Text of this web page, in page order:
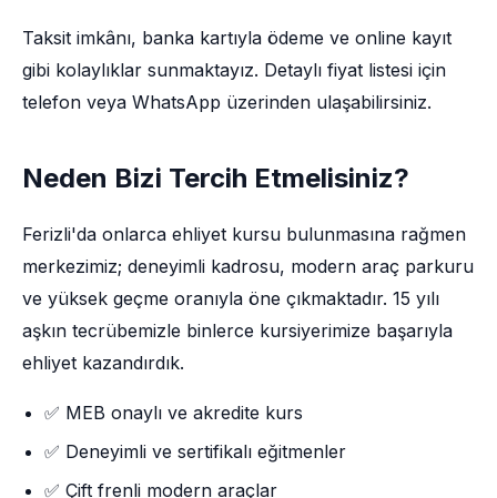
Taksit imkânı, banka kartıyla ödeme ve online kayıt
gibi kolaylıklar sunmaktayız. Detaylı fiyat listesi için
telefon veya WhatsApp üzerinden ulaşabilirsiniz.
Neden Bizi Tercih Etmelisiniz?
Ferizli'da onlarca ehliyet kursu bulunmasına rağmen
merkezimiz; deneyimli kadrosu, modern araç parkuru
ve yüksek geçme oranıyla öne çıkmaktadır. 15 yılı
aşkın tecrübemizle binlerce kursiyerimize başarıyla
ehliyet kazandırdık.
✅ MEB onaylı ve akredite kurs
✅ Deneyimli ve sertifikalı eğitmenler
✅ Çift frenli modern araçlar